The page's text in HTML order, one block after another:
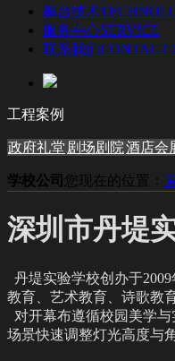
舞台技术
服务中心SERVICE
联系我们CONTACT
工程案例
政府礼堂 剧场剧院酒店会
学校公司 您现在的位置：
深圳市丹堤
丹堤实验学校创办于
教育、艺术教育、诗歌教
对开幕布遵循校园美学
场景快速调整灯光高度与